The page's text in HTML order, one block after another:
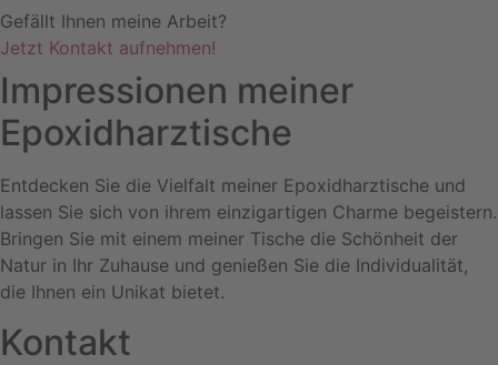
Gefällt Ihnen meine Arbeit?
Jetzt Kontakt aufnehmen!
Impressionen meiner
Epoxidharztische
Entdecken Sie die Vielfalt meiner Epoxidharztische und
lassen Sie sich von ihrem einzigartigen Charme begeistern.
Bringen Sie mit einem meiner Tische die Schönheit der
Natur in Ihr Zuhause und genießen Sie die Individualität,
die Ihnen ein Unikat bietet.
Kontakt